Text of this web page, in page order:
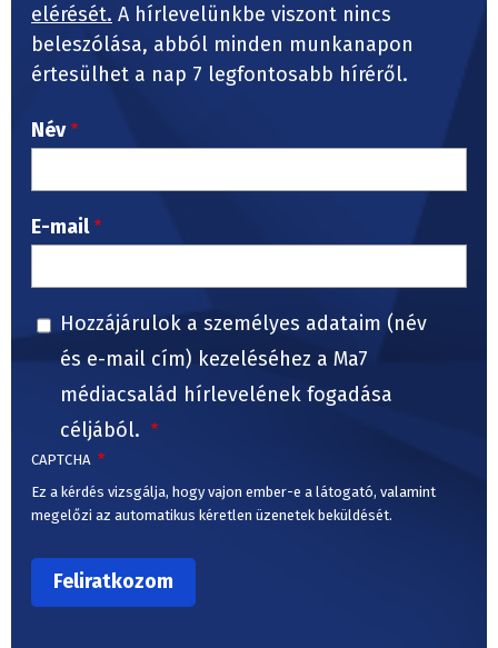
elérését. A hírlevelünkbe viszont nincs
beleszólása, abból minden munkanapon
értesülhet a nap 7 legfontosabb híréről.
Név
E-mail
Hozzájárulok a személyes adataim (név
és e-mail cím) kezeléséhez a Ma7
médiacsalád hírlevelének fogadása
céljából.
CAPTCHA
Ez a kérdés vizsgálja, hogy vajon ember-e a látogató, valamint
megelőzi az automatikus kéretlen üzenetek beküldését.